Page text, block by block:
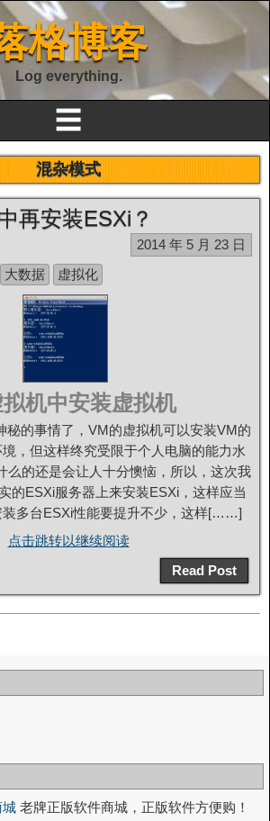
格博客
Log everything.
☰
混杂模式
再安装ESXi？
2014 年 5 月 23 日
大数据 虚拟化
机中安装虚拟机
秘的事情了，VM的虚拟机可以安装VM的
，但这样终究受限于个人电脑的能力水
么的还是会让人十分懊恼，所以，这次我
的ESXi服务器上来安装ESXi，这样应当
装多台ESXi性能要提升不少，这样[……]
点击跳转以继续阅读
Read Post
城 老牌正版软件商城，正版软件方便购！